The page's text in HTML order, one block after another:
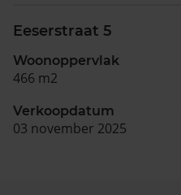
Eeserstraat 5
Woonoppervlak
466 m2
Verkoopdatum
03 november 2025